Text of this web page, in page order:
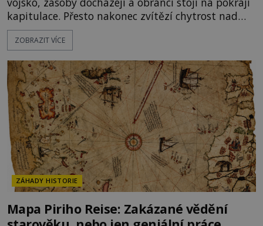
kapitulace. Přesto nakonec zvítězí chytrost nad
hrubou silou. Podle staré německé legendy vypustí
obyvatelé za hradby dobře živeného králíka, aby
dost. Čas pracuje pro obléhatele. Ve městě ubývají
zásoby a každý den znamená další porci strádá
ZOBRAZIT VÍCE
ZÁHADY HISTORIE
Mapa Piriho Reise: Zakázané vědění